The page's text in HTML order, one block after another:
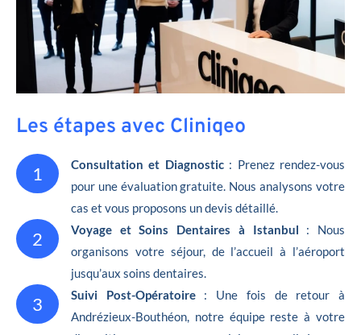
Les étapes avec Cliniqeo
1 Consultation et Diagnostic: Prenez rendez-vous
pour une évaluation gratuite. Nous analysons votre
cas et vous proposons un devis détaillé.
2 Voyage et Soins Dentaires à Istanbul : Nous
organisons votre séjour, de l’accueil à l’aéroport
jusqu’aux soins dentaires.
3 Suivi Post-Opératoire : Une fois de retour à
Andrézieux-Bouthéon, notre équipe reste à votre